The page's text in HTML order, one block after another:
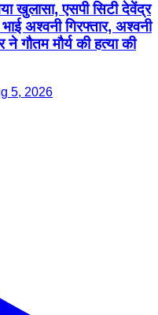
खुलासा, एसपी सिटी देवेंद्र
अश्वनी गिरफ्तार, अश्वनी
मौर्य की हत्या की
5, 2026